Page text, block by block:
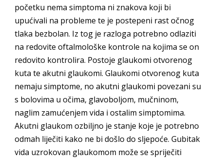
početku nema simptoma ni znakova koji bi
upućivali na probleme te je postepeni rast očnog
tlaka bezbolan. Iz tog je razloga potrebno odlaziti
na redovite oftalmološke kontrole na kojima se on
redovito kontrolira. Postoje glaukomi otvorenog
kuta te akutni glaukomi. Glaukomi otvorenog kuta
nemaju simptome, no akutni glaukomi povezani su
s bolovima u očima, glavoboljom, mučninom,
naglim zamućenjem vida i ostalim simptomima.
Akutni glaukom ozbiljno je stanje koje je potrebno
odmah liječiti kako ne bi došlo do sljepoće. Gubitak
vida uzrokovan glaukomom može se spriječiti